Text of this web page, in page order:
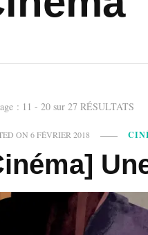
: 11 - 20 sur 27 RÉSULTATS
ON6 FÉVRIER 2018